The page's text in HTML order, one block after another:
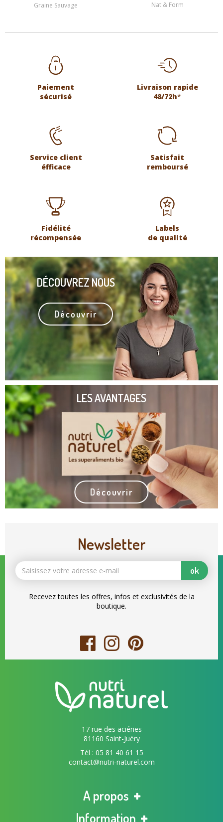
Graine Sauvage
Nat & Form
Paiement
sécurisé
Livraison rapide
48/72h*
Service client
éfficace
Satisfait
remboursé
Fidélité
récompensée
Labels
de qualité
DÉCOUVREZ NOUS
Découvrir
LES AVANTAGES
Découvrir
Newsletter
ok
Recevez toutes les offres, infos et exclusivités de la
boutique.
17 rue des aciéries
81160 Saint-Juéry
Tél : 05 81 40 61 15
contact@nutri-naturel.com
A propos
Information